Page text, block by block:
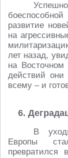
развитие
на
лет назад,
на
действий они
всему – и
6.
В
Европы